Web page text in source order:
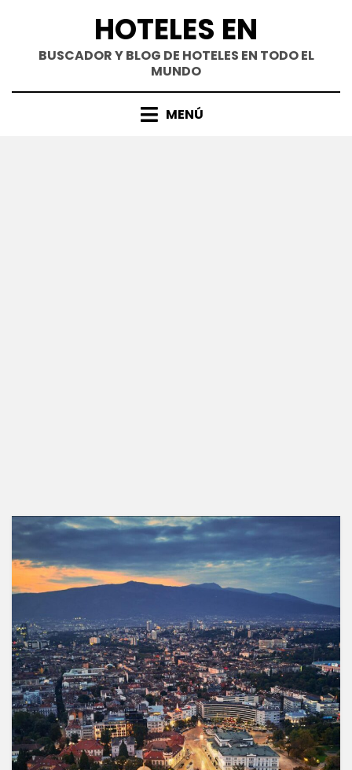
contenido
HOTELES EN
BUSCADOR Y BLOG DE HOTELES EN TODO EL
MUNDO
MENÚ